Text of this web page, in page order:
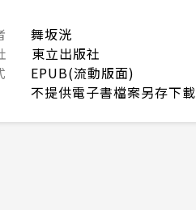
舞坂洸
東立出版社
EPUB(流動版面)
不提供電子書檔案另存下載